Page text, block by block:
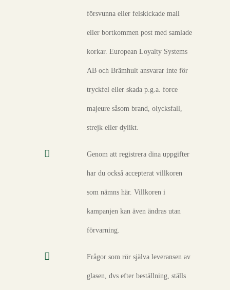
försvunna eller felskickade mail
eller bortkommen post med samlade
korkar. European Loyalty Systems
AB och Brämhult ansvarar inte för
tryckfel eller skada p.g.a. force
majeure såsom brand, olycksfall,
strejk eller dylikt.
Genom att registrera dina uppgifter
har du också accepterat villkoren
som nämns här. Villkoren i
kampanjen kan även ändras utan
förvarning.
Frågor som rör själva leveransen av
glasen, dvs efter beställning, ställs